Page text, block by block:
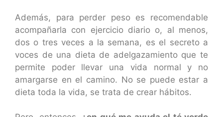
Además, para perder peso es recomendable
acompañarla con ejercicio diario o, al menos,
dos o tres veces a la semana, es el secreto a
voces de una dieta de adelgazamiento que te
permite poder llevar una vida normal y no
amargarse en el camino. No se puede estar a
dieta toda la vida, se trata de crear hábitos.